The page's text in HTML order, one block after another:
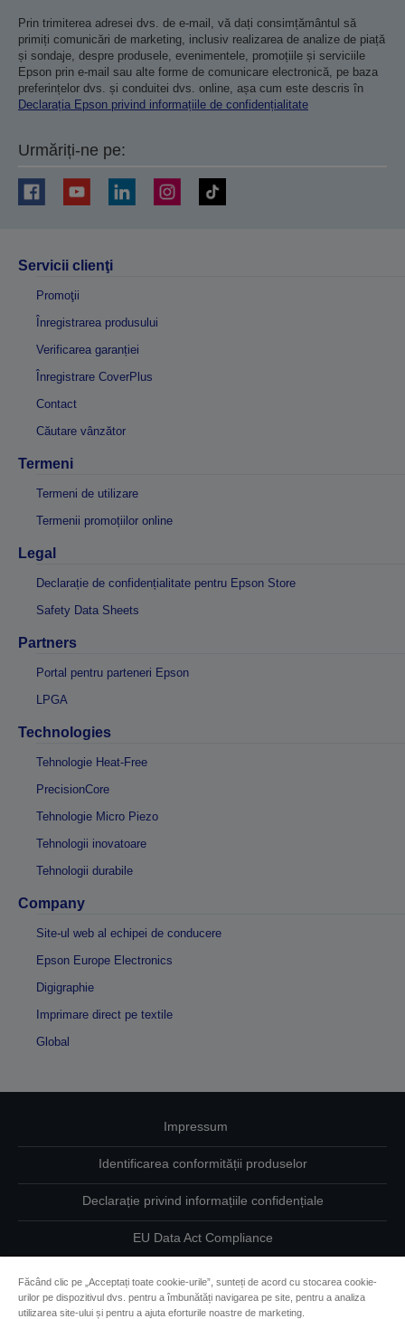
Prin trimiterea adresei dvs. de e-mail, vă dați consimțământul să
primiți comunicări de marketing, inclusiv realizarea de analize de piață
și sondaje, despre produsele, evenimentele, promoțiile și serviciile
Epson prin e-mail sau alte forme de comunicare electronică, pe baza
preferințelor dvs. și conduitei dvs. online, așa cum este descris în
Declarația Epson privind informațiile de confidențialitate
Urmăriți-ne pe:
Servicii clienţi
Promoţii
Înregistrarea produsului
Verificarea garanției
Înregistrare CoverPlus
Contact
Căutare vânzător
Termeni
Termeni de utilizare
Termenii promoțiilor online
Legal
Declarație de confidențialitate pentru Epson Store
Safety Data Sheets
Partners
Portal pentru parteneri Epson
LPGA
Technologies
Tehnologie Heat-Free
PrecisionCore
Tehnologie Micro Piezo
Tehnologii inovatoare
Tehnologii durabile
Company
Site-ul web al echipei de conducere
Epson Europe Electronics
Digigraphie
Imprimare direct pe textile
Global
Impressum
Identificarea conformității produselor
Declarație privind informațiile confidențiale
EU Data Act Compliance
Informaţii despre modulele cookie
Făcând clic pe „Acceptați toate cookie-urile”, sunteți de acord cu stocarea cookie-
urilor pe dispozitivul dvs. pentru a îmbunătăți navigarea pe site, pentru a analiza
utilizarea site-ului și pentru a ajuta eforturile noastre de marketing.